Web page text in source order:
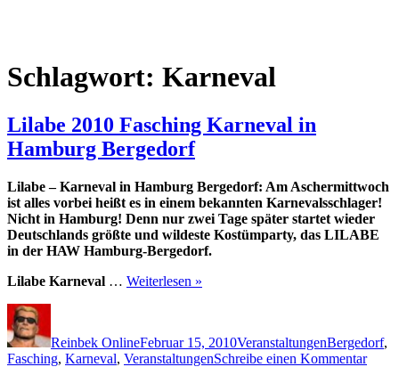
Schlagwort: Karneval
Lilabe 2010 Fasching Karneval in
Hamburg Bergedorf
Lilabe – Karneval in Hamburg Bergedorf: Am Aschermittwoch
ist alles vorbei heißt es in einem bekannten Karnevalsschlager!
Nicht in Hamburg! Denn nur zwei Tage später startet wieder
Deutschlands größte und wildeste Kostümparty, das LILABE
in der HAW Hamburg-Bergedorf.
Lilabe Karneval … Weiterlesen »
Reinbek OnlineFebruar 15, 2010VeranstaltungenBergedorf,
Fasching, Karneval, VeranstaltungenSchreibe einen Kommentarzu